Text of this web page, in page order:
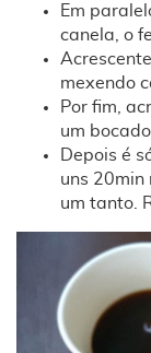
Em
canela, o
mexendo
Por fim,
um bocado
Depois é
uns 20min
um tanto.